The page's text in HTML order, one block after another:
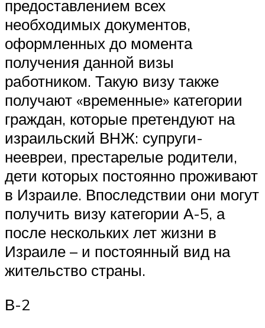
предоставлением всех
необходимых документов,
оформленных до момента
получения данной визы
работником. Такую визу также
получают «временные» категории
граждан, которые претендуют на
израильский ВНЖ: супруги-
неевреи, престарелые родители,
дети которых постоянно проживают
в Израиле. Впоследствии они могут
получить визу категории А-5, а
после нескольких лет жизни в
Израиле – и постоянный вид на
жительство страны.
В-2